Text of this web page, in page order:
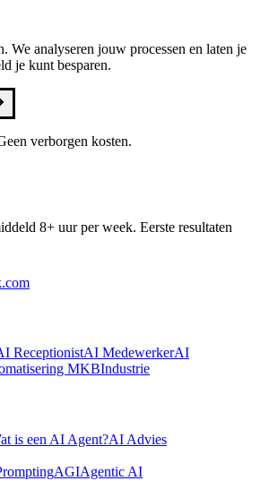
We analyseren jouw processen en laten je
je kunt besparen.
verborgen kosten.
8+ uur per week. Eerste resultaten
ReceptionistAI MedewerkerAI
MKBIndustrie
is een AI Agent?AI Advies
AGIAgentic AI